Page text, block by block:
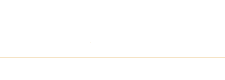
分居：大家庭分家，另
赴任：指走马上任，去